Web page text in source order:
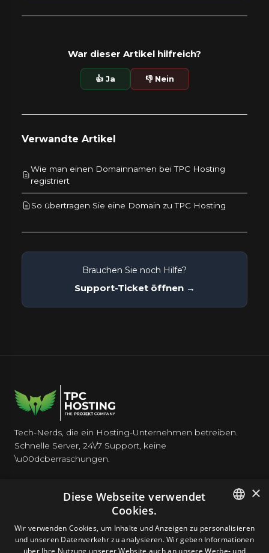
War dieser Artikel hilfreich?
👍 Ja 👎 Nein
Verwandte Artikel
Wie man einen Domainnamen bei TPC Hosting
registriert
So übertragen Sie eine Domain zu TPC Hosting
Brauchen Sie noch Hilfe?
Support-Ticket öffnen →
Tech-Nerds, die ein Hosting-Unternehmen betreiben.
Schnelle Server, 24\/7 Support, keine
\u00dcberraschungen.
HOSTING ENGLISH
×
Diese Webseite verwendet
Cookies.
Wir verwenden Cookies, um Inhalte und Anzeigen zu personalisieren
und unseren Datenverkehr zu analysieren. Wir geben Informationen
über Ihre Nutzung unserer Website auch an unsere Werbe- und